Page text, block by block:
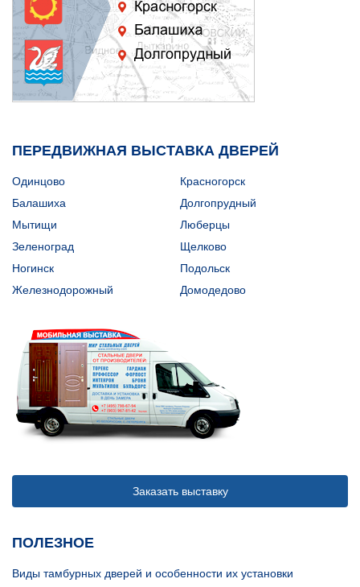
ПЕРЕДВИЖНАЯ ВЫСТАВКА ДВЕРЕЙ
Одинцово
Красногорск
Балашиха
Долгопрудный
Мытищи
Люберцы
Зеленоград
Щелково
Ногинск
Подольск
Железнодорожный
Домодедово
Заказать выставку
ПОЛЕЗНОЕ
Виды тамбурных дверей и особенности их установки